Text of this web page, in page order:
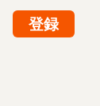
登録